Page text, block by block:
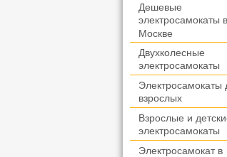
Дешевые
электросамокаты в
Москве
Двухколесные
электросамокаты
Электросамокаты
взрослых
Взрослые и
электросамокаты
Электросамокат в